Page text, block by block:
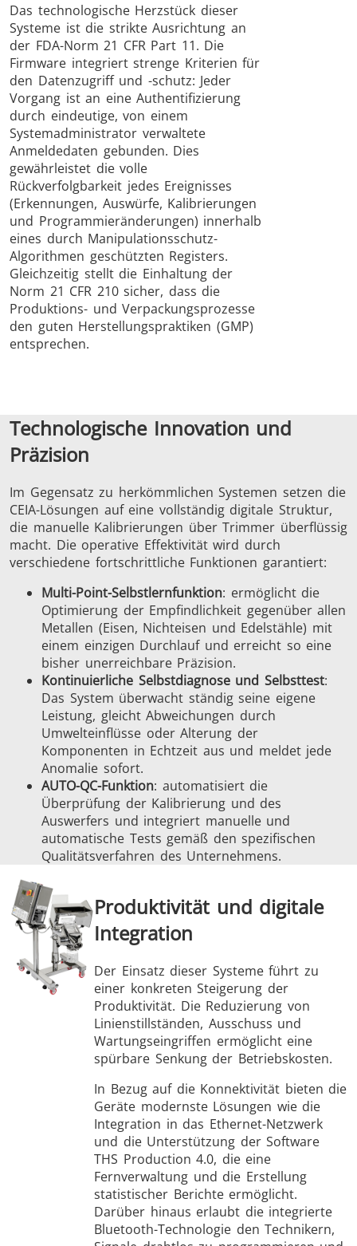
Das technologische Herzstück dieser
Systeme ist die strikte Ausrichtung an
der FDA-Norm 21 CFR Part 11. Die
Firmware integriert strenge Kriterien für
den Datenzugriff und -schutz: Jeder
Vorgang ist an eine Authentifizierung
durch eindeutige, von einem
Systemadministrator verwaltete
Anmeldedaten gebunden. Dies
gewährleistet die volle
Rückverfolgbarkeit jedes Ereignisses
(Erkennungen, Auswürfe, Kalibrierungen
und Programmieränderungen) innerhalb
eines durch Manipulationsschutz-
Algorithmen geschützten Registers.
Gleichzeitig stellt die Einhaltung der
Norm 21 CFR 210 sicher, dass die
Produktions- und Verpackungsprozesse
den guten Herstellungspraktiken (GMP)
entsprechen.
Technologische Innovation und
Präzision
Im Gegensatz zu herkömmlichen Systemen setzen die
CEIA-Lösungen auf eine vollständig digitale Struktur,
die manuelle Kalibrierungen über Trimmer überflüssig
macht. Die operative Effektivität wird durch
verschiedene fortschrittliche Funktionen garantiert:
Multi-Point-Selbstlernfunktion: ermöglicht die
Optimierung der Empfindlichkeit gegenüber allen
Metallen (Eisen, Nichteisen und Edelstähle) mit
einem einzigen Durchlauf und erreicht so eine
bisher unerreichbare Präzision.
Kontinuierliche Selbstdiagnose und Selbsttest:
Das System überwacht ständig seine eigene
Leistung, gleicht Abweichungen durch
Umwelteinflüsse oder Alterung der
Komponenten in Echtzeit aus und meldet jede
Anomalie sofort.
AUTO-QC-Funktion: automatisiert die
Überprüfung der Kalibrierung und des
Auswerfers und integriert manuelle und
automatische Tests gemäß den spezifischen
Qualitätsverfahren des Unternehmens.
Produktivität und digitale
Integration
Der Einsatz dieser Systeme führt zu
einer konkreten Steigerung der
Produktivität. Die Reduzierung von
Linienstillständen, Ausschuss und
Wartungseingriffen ermöglicht eine
spürbare Senkung der Betriebskosten.
In Bezug auf die Konnektivität bieten die
Geräte modernste Lösungen wie die
Integration in das Ethernet-Netzwerk
und die Unterstützung der Software
THS Production 4.0, die eine
Fernverwaltung und die Erstellung
statistischer Berichte ermöglicht.
Darüber hinaus erlaubt die integrierte
Bluetooth-Technologie den Technikern,